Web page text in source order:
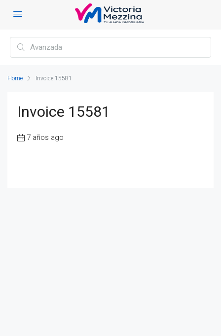
Home Invoice 15581
Invoice 15581
7 años ago